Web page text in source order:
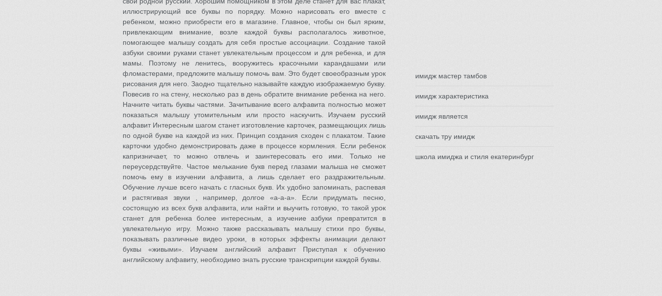
иллюстрирующий все буквы по порядку. Можно нарисовать его вместе с
ребенком, можно приобрести его в магазине. Главное, чтобы он был ярким,
привлекающим внимание, возле каждой буквы располагалось животное,
помогающее малышу создать для себя простые ассоциации. Создание такой
азбуки своими руками станет увлекательным процессом и для ребенка, и для
мамы. Поэтому не ленитесь, вооружитесь красочными карандашами или
фломастерами, предложите малышу помочь вам. Это будет своеобразным урок
рисования для него. Заодно тщательно называйте каждую изображаемую букву.
Повесив го на стену, несколько раз в день обратите внимание ребенка на него.
Начните читать буквы частями. Зачитывание всего алфавита полностью может
показаться малышу утомительным или просто наскучить. Изучаем русский
алфавит Интересным шагом станет изготовление карточек, размещающих лишь
по одной букве на каждой из них. Принцип создания сходен с плакатом. Такие
карточки удобно демонстрировать даже в процессе кормления. Если ребенок
капризничает, то можно отвлечь и заинтересовать его ими. Только не
переусердствуйте. Частое мелькание букв перед глазами малыша не сможет
помочь ему в изучении алфавита, а лишь сделает его раздражительным.
Обучение лучше всего начать с гласных букв. Их удобно запоминать, распевая
и растягивая звуки , например, долгое «а-а-а». Если придумать песню,
состоящую из всех букв алфавита, или найти и выучить готовую, то такой урок
станет для ребенка более интересным, а изучение азбуки превратится в
увлекательную игру. Можно также рассказывать малышу стихи про буквы,
показывать различные видео уроки, в которых эффекты анимации делают
буквы «живыми». Изучаем английский алфавит Приступая к обучению
английскому алфавиту, необходимо знать русские транскрипции каждой буквы.
имидж мастер тамбов
имидж характеристика
имидж является
скачать тру имидж
школа имиджа и стиля екатеринбург